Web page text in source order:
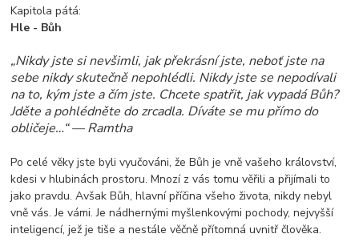
Kapitola pátá:
Hle - Bůh
„Nikdy jste si nevšimli, jak překrásní jste, neboť jste na
sebe nikdy skutečně nepohlédli. Nikdy jste se nepodívali
na to, kým jste a čím jste. Chcete spatřit, jak vypadá Bůh?
Jděte a pohlédněte do zrcadla. Díváte se mu přímo do
obličeje…“ — Ramtha
Po celé věky jste byli vyučováni, že Bůh je vně vašeho království,
kdesi v hlubinách prostoru. Mnozí z vás tomu věřili a přijímali to
jako pravdu. Avšak Bůh, hlavní příčina všeho života, nikdy nebyl
vně vás. Je vámi. Je nádhernými myšlenkovými pochody, nejvyšší
inteligencí, jež je tiše a nestále věčně přítomná uvnitř člověka.